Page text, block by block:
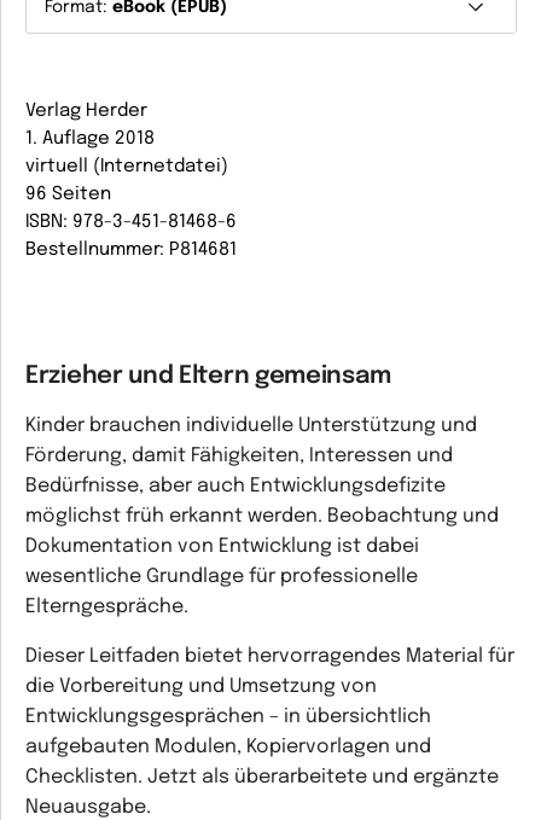
Format: eBook (EPUB)
Verlag Herder
1. Auflage 2018
virtuell (Internetdatei)
96 Seiten
ISBN: 978-3-451-81468-6
Bestellnummer: P814681
Erzieher und Eltern gemeinsam
Kinder brauchen individuelle Unterstützung und
Förderung, damit Fähigkeiten, Interessen und
Bedürfnisse, aber auch Entwicklungsdefizite
möglichst früh erkannt werden. Beobachtung und
Dokumentation von Entwicklung ist dabei
wesentliche Grundlage für professionelle
Elterngespräche.
Dieser Leitfaden bietet hervorragendes Material für
die Vorbereitung und Umsetzung von
Entwicklungsgesprächen – in übersichtlich
aufgebauten Modulen, Kopiervorlagen und
Checklisten. Jetzt als überarbeitete und ergänzte
Neuausgabe.